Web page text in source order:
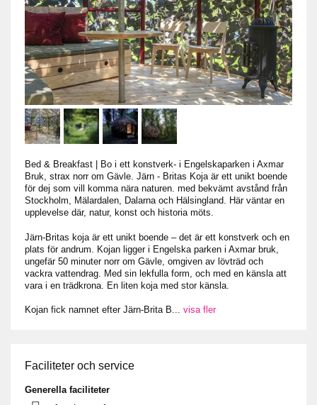
Bed & Breakfast
Bo i ett konstverk- i Engelskaparken i Axmar
Bruk, strax norr om Gävle. Järn - Britas Koja är ett unikt boende
för dej som vill komma nära naturen. med bekvämt avstånd från
Stockholm, Mälardalen, Dalarna och Hälsingland. Här väntar en
upplevelse där, natur, konst och historia möts.
Järn-Britas koja är ett unikt boende – det är ett konstverk och en
plats för andrum. Kojan ligger i Engelska parken i Axmar bruk,
ungefär 50 minuter norr om Gävle, omgiven av lövträd och
vackra vattendrag. Med sin lekfulla form, och med en känsla att
vara i en trädkrona. En liten koja med stor känsla.
Kojan fick namnet efter Järn-Brita B visa fler
Faciliteter och service
Generella faciliteter